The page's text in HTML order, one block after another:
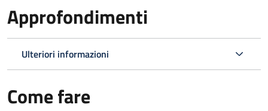
Approfondimenti
Ulteriori informazioni
Come fare